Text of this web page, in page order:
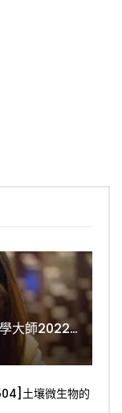
如何種樹生碳權?-[週日閱讀科學大師2022.11.06]
土壤微生物的